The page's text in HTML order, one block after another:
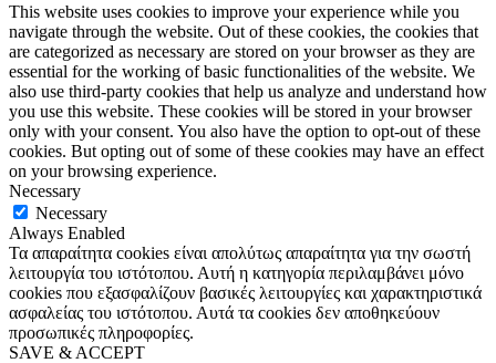
This website uses cookies to improve your experience while you
navigate through the website. Out of these cookies, the cookies that
are categorized as necessary are stored on your browser as they are
essential for the working of basic functionalities of the website. We
also use third-party cookies that help us analyze and understand how
you use this website. These cookies will be stored in your browser
only with your consent. You also have the option to opt-out of these
cookies. But opting out of some of these cookies may have an effect
on your browsing experience.
Necessary
Necessary
Always Enabled
Τα απαραίτητα cookies είναι απολύτως απαραίτητα για την σωστή
λειτουργία του ιστότοπου. Αυτή η κατηγορία περιλαμβάνει μόνο
cookies που εξασφαλίζουν βασικές λειτουργίες και χαρακτηριστικά
ασφαλείας του ιστότοπου. Αυτά τα cookies δεν αποθηκεύουν
προσωπικές πληροφορίες.
SAVE & ACCEPT